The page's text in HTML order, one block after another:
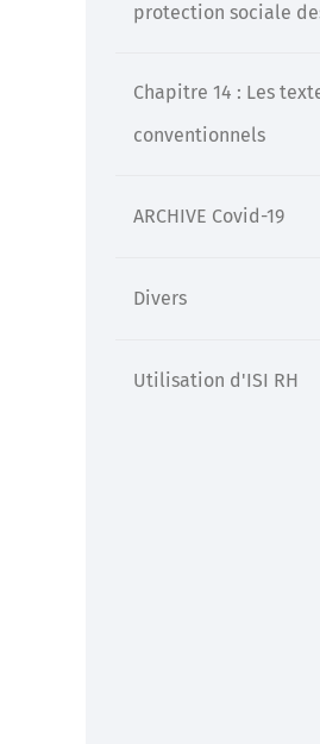
protection sociale
Chapitre 14 : Les
conventionnels
ARCHIVE Covid-19
Divers
Utilisation d'ISI RH